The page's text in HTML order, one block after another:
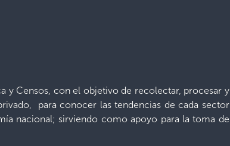
y Censos, con el objetivo de recolectar, procesar y
para conocer las tendencias de cada sector
nacional; sirviendo como apoyo para la toma de